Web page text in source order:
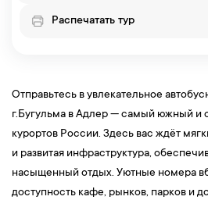
Распечатать тур
Отправьтесь в увлекательное
г.Бугульма в Адлер — самый южный и
курортов России. Здесь вас ждёт
и развитая инфраструктура,
насыщенный отдых. Уютные номера
доступность кафе, рынков, парков и